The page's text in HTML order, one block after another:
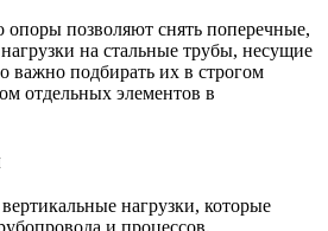
опоры позволяют снять поперечные,
на стальные трубы, несущие
важно подбирать их в строгом
отдельных элементов в
нагрузки, которые